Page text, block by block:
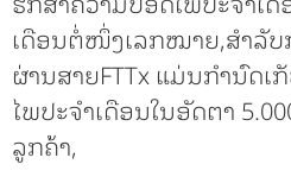
ເດືອນຕໍ່ໜຶ່ງເລກໝາຍ,ສໍາລັບ
ຜ່ານສາຍFTTx ແມ່ນກໍານົດ
ໄພປະຈໍາເດືອນໃນອັດຕາ
ລູກຄ້າ,